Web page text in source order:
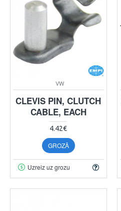
VW
CLEVIS PIN, CLUTCH
CABLE, EACH
4.42€
GROZĀ
Uzreiz uz grozu